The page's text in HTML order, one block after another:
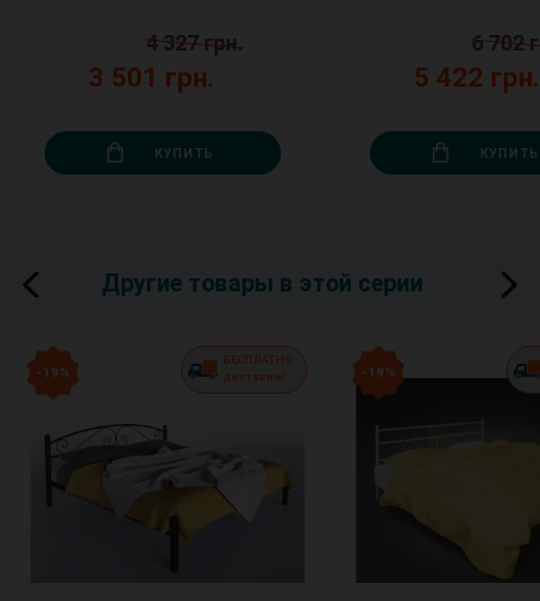
3 501 грн.
4 327 грн.
КУПИТЬ
5 422
6 702
КУПИТЬ
Другие товары в этой серии
- 19 %
БЕСПЛАТНО
доставим!
- 19 %